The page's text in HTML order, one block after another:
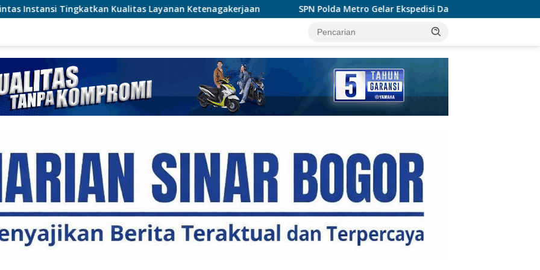
Layanan Ketenagakerjaan SPN Polda Metro Gelar Ekspedisi Darat, Bentuk Siswa Polri Presisi dan Humanis